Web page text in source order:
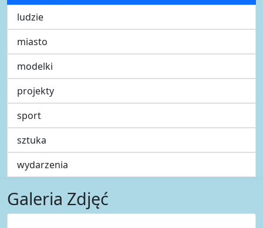
ludzie
miasto
modelki
projekty
sport
sztuka
wydarzenia
Galeria Zdjęć